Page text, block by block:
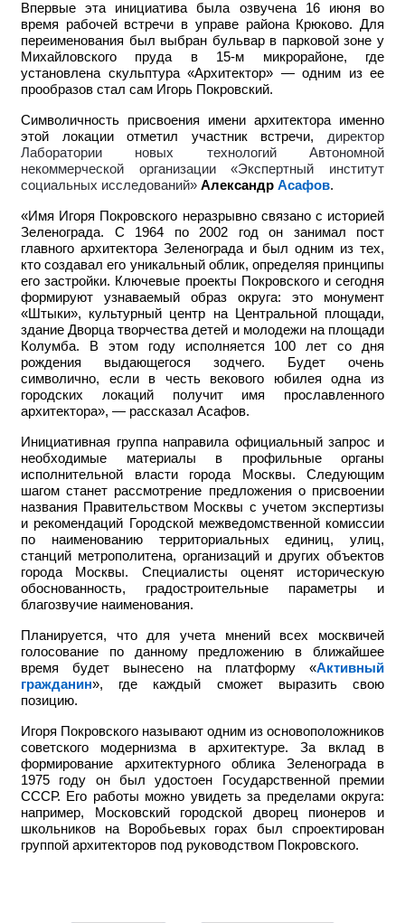
Впервые эта инициатива была озвучена 16 июня во
время рабочей встречи в управе района Крюково. Для
переименования был выбран бульвар в парковой зоне у
Михайловского пруда в 15-м микрорайоне, где
установлена скульптура «Архитектор» — одним из ее
прообразов стал сам Игорь Покровский.
Символичность присвоения имени архитектора именно
этой локации отметил участник встречи, директор
Лаборатории новых технологий Автономной
некоммерческой организации «Экспертный институт
социальных исследований» Александр Асафов.
«Имя Игоря Покровского неразрывно связано с историей
Зеленограда. С 1964 по 2002 год он занимал пост
главного архитектора Зеленограда и был одним из тех,
кто создавал его уникальный облик, определяя принципы
его застройки. Ключевые проекты Покровского и сегодня
формируют узнаваемый образ округа: это монумент
«Штыки», культурный центр на Центральной площади,
здание Дворца творчества детей и молодежи на площади
Колумба. В этом году исполняется 100 лет со дня
рождения выдающегося зодчего. Будет очень
символично, если в честь векового юбилея одна из
городских локаций получит имя прославленного
архитектора», — рассказал Асафов.
Инициативная группа направила официальный запрос и
необходимые материалы в профильные органы
исполнительной власти города Москвы. Следующим
шагом станет рассмотрение предложения о присвоении
названия Правительством Москвы с учетом экспертизы
и рекомендаций Городской межведомственной комиссии
по наименованию территориальных единиц, улиц,
станций метрополитена, организаций и других объектов
города Москвы. Специалисты оценят историческую
обоснованность, градостроительные параметры и
благозвучие наименования.
Планируется, что для учета мнений всех москвичей
голосование по данному предложению в ближайшее
время будет вынесено на платформу «Активный
гражданин», где каждый сможет выразить свою
позицию.
Игоря Покровского называют одним из основоположников
советского модернизма в архитектуре. За вклад в
формирование архитектурного облика Зеленограда в
1975 году он был удостоен Государственной премии
СССР. Его работы можно увидеть за пределами округа:
например,
Московский городской дворец пионеров и
школьников на Воробьевых горах был спроектирован
группой архитекторов под руководством Покровского.